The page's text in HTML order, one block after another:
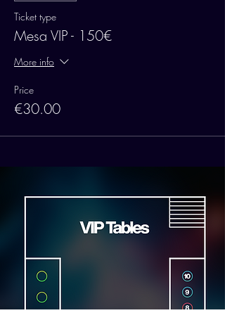
Ticket type
Mesa VIP - 150€
More info
Price
€30.00